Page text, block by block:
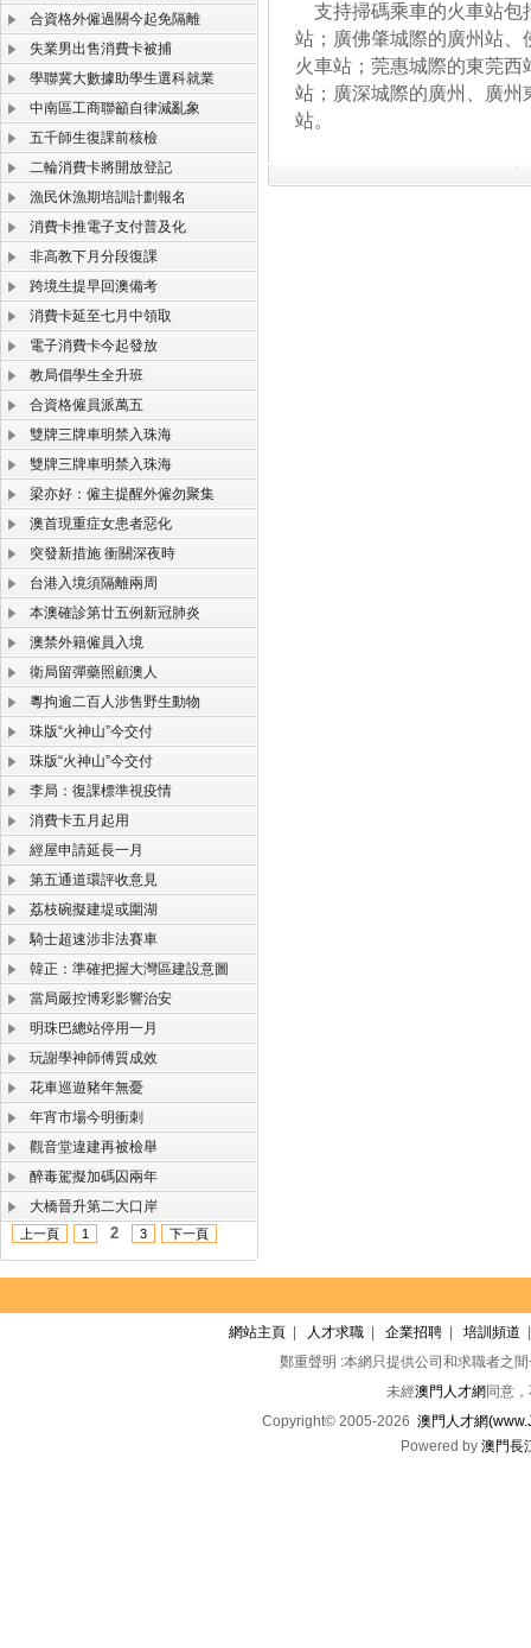
合資格外僱過關今起免隔離
失業男出售消費卡被捕
學聯冀大數據助學生選科就業
中南區工商聯籲自律減亂象
五千師生復課前核檢
二輪消費卡將開放登記
漁民休漁期培訓計劃報名
消費卡推電子支付普及化
非高教下月分段復課
跨境生提早回澳備考
消費卡延至七月中領取
電子消費卡今起發放
教局倡學生全升班
合資格僱員派萬五
雙牌三牌車明禁入珠海
雙牌三牌車明禁入珠海
梁亦好：僱主提醒外僱勿聚集
澳首現重症女患者惡化
突發新措施 衝關深夜時
台港入境須隔離兩周
本澳確診第廿五例新冠肺炎
澳禁外籍僱員入境
衛局留彈藥照顧澳人
粵拘逾二百人涉售野生動物
珠版“火神山”今交付
珠版“火神山”今交付
李局：復課標準視疫情
消費卡五月起用
經屋申請延長一月
第五通道環評收意見
荔枝碗擬建堤或圍湖
騎士超速涉非法賽車
韓正：準確把握大灣區建設意圖
當局嚴控博彩影響治安
明珠巴總站停用一月
玩謝學神師傅質成效
花車巡遊豬年無憂
年宵市場今明衝刺
觀音堂違建再被檢舉
醉毒駕擬加碼囚兩年
大橋晉升第二大口岸
上一頁 1 2 3 下一頁
支持掃碼乘車的火車站包
站；廣佛肇城際的廣州站
火車站；莞惠城際的東莞
站；廣深城際的廣州、廣
站。
網站主頁 人才求職 企業招聘 培訓頻道
鄭重聲明 :本網只提供公司和求職者之
未經澳門人才網 同意
Copyright© 2005-2026 澳門人才網
Powered by 澳門長